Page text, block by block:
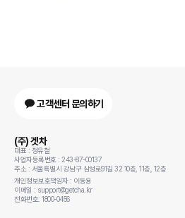
고객센터 문의하기
(주) 겟차
대표 : 정유철
사업자등록번호 : 243-87-00137
주소 : 서울특별시 강남구 삼성로91길 32 10층, 11층, 12층
개인정보보호책임자 : 이동용
이메일 : support@getcha.kr
전화번호: 1800-0456